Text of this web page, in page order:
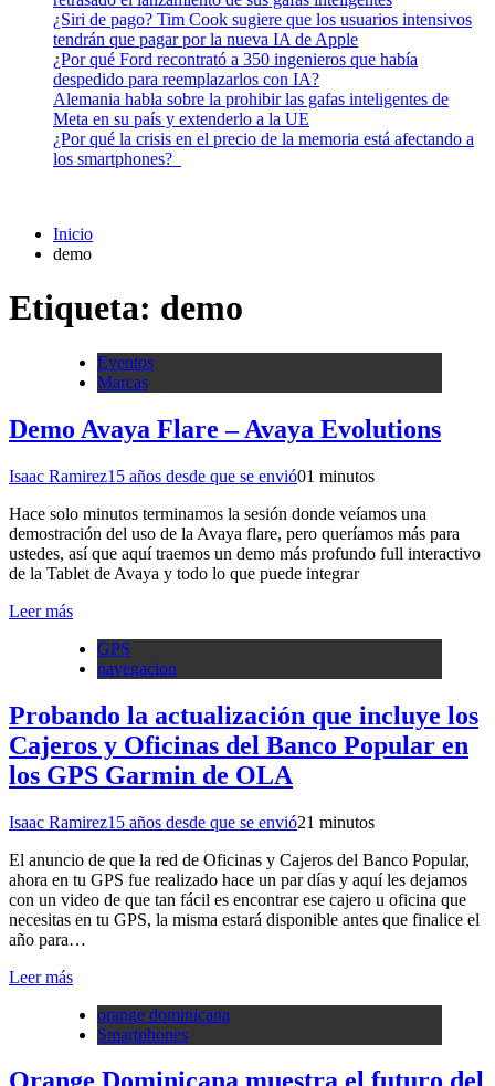
¿Siri de pago? Tim Cook sugiere que los usuarios intensivos
tendrán que pagar por la nueva IA de Apple
¿Por qué Ford recontrató a 350 ingenieros que había
despedido para reemplazarlos con IA?
Alemania habla sobre la prohibir las gafas inteligentes de
Meta en su país y extenderlo a la UE
¿Por qué la crisis en el precio de la memoria está afectando a
los smartphones?
Inicio
demo
Etiqueta: demo
Eventos
Marcas
Demo Avaya Flare – Avaya Evolutions
Isaac Ramirez15 años desde que se envió01 minutos
Hace solo minutos terminamos la sesión donde veíamos una
demostración del uso de la Avaya flare, pero queríamos más para
ustedes, así que aquí traemos un demo más profundo full interactivo
de la Tablet de Avaya y todo lo que puede integrar
Leer más
GPS
navegacion
Probando la actualización que incluye los
Cajeros y Oficinas del Banco Popular en
los GPS Garmin de OLA
Isaac Ramirez15 años desde que se envió21 minutos
El anuncio de que la red de Oficinas y Cajeros del Banco Popular,
ahora en tu GPS fue realizado hace un par días y aquí les dejamos
con un video de que tan fácil es encontrar ese cajero u oficina que
necesitas en tu GPS, la misma estará disponible antes que finalice el
año para…
Leer más
orange dominicana
Smartphones